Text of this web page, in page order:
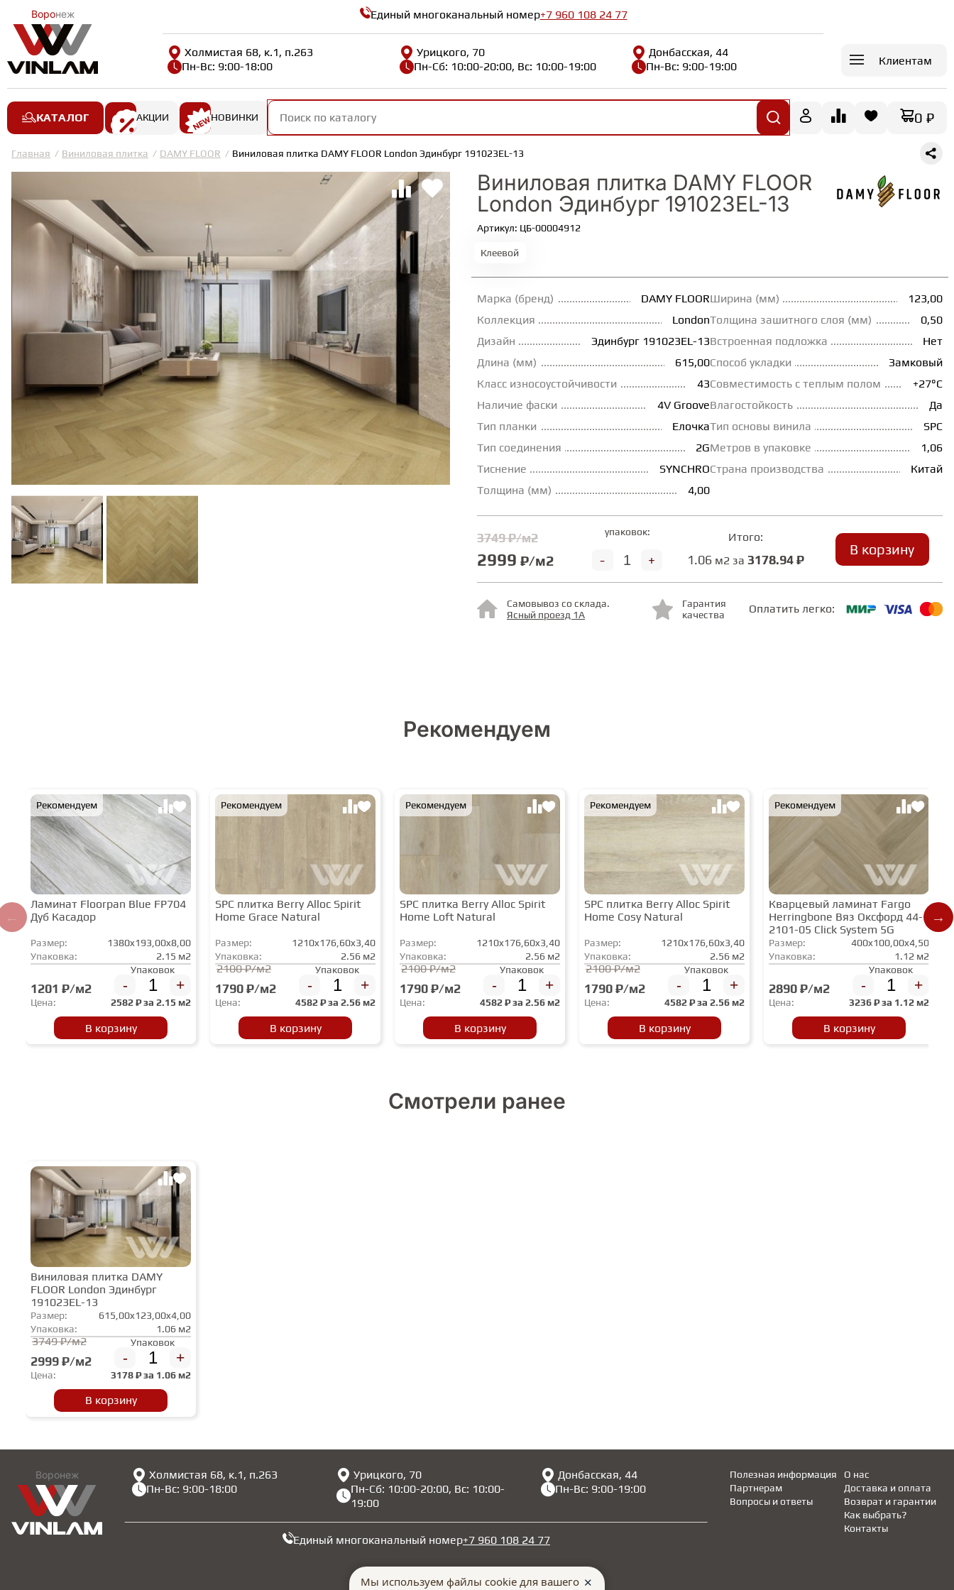
Воронеж Единый многоканальный номер+7 960 108 24 77
Холмистая 68, к.1, п.263
Пн-Вс: 9:00-18:00
Урицкого, 70
Пн-Сб: 10:00-20:00, Вс: 10:00-19:00
Донбасская, 44
Пн-Вс: 9:00-19:00
Клиентам
КАТАЛОГ АКЦИИ НОВИНКИ 0 ₽
Главная Виниловая плитка DAMY FLOOR Виниловая плитка DAMY FLOOR London Эдинбург 191023EL-13
Виниловая плитка DAMY FLOOR
London Эдинбург 191023EL-13
Артикул: ЦБ-00004912
Клеевой
Марка (бренд)
DAMY FLOOR
Коллекция
London
Дизайн
Эдинбург 191023EL-13
Длина (мм)
615,00
Класс износоустойчивости
43
Наличие фаски
4V Groove
Тип планки
Елочка
Тип соединения
2G
Тиснение
SYNCHRO
Толщина (мм)
4,00
Ширина (мм)
123,00
Толщина зашитного слоя (мм)
0,50
Встроенная подложка
Нет
Способ укладки
Замковый
Совместимость с теплым полом
+27°С
Влагостойкость
Да
Тип основы винила
SPC
Метров в упаковке
1,06
Страна производства
Китай
3749 ₽/м2
2999 ₽/м2
упаковок:
+
-
Итого:
1.06 м2 за3178.94 ₽
В корзину
Самовывоз со склада.
Ясный проезд 1А
Гарантия
качества
Оплатить легко:
Рекомендуем
Рекомендуем
Ламинат Floorpan Blue FP704
Дуб Касадор
Размер:
1380x193,00x8,00
Упаковка:
2.15 м2
1201 ₽/м2
Упаковок
- +
Цена: 2582₽ за 2.15 м2
В корзину
Рекомендуем
SPC плитка Berry Alloc Spirit
Home Grace Natural
Размер:
1210x176,60x3,40
Упаковка:
2.56 м2
2100 ₽/м2
1790 ₽/м2
Упаковок
- +
Цена: 4582₽ за 2.56 м2
В корзину
Рекомендуем
SPC плитка Berry Alloc Spirit
Home Loft Natural
Размер:
1210x176,60x3,40
Упаковка:
2.56 м2
2100 ₽/м2
1790 ₽/м2
Упаковок
- +
Цена: 4582₽ за 2.56 м2
В корзину
Рекомендуем
SPC плитка Berry Alloc Spirit
Home Cosy Natural
Размер:
1210x176,60x3,40
Упаковка:
2.56 м2
2100 ₽/м2
1790 ₽/м2
Упаковок
- +
Цена: 4582₽ за 2.56 м2
В корзину
Рекомендуем
Кварцевый ламинат Fargo
Herringbone Вяз Оксфорд 44-
2101-05 Click System 5G
Размер:
400x100,00x4,50
Упаковка:
1.12 м2
2890 ₽/м2
Упаковок
- +
Цена: 3236₽ за 1.12 м2
В корзину
Смотрели ранее
Виниловая плитка DAMY
FLOOR London Эдинбург
191023EL-13
Размер:
615,00x123,00x4,00
Упаковка:
1.06 м2
3749 ₽/м2
2999 ₽/м2
Упаковок
- +
Цена: 3178₽ за 1.06 м2
В корзину
Воронеж
Холмистая 68, к.1, п.263
Пн-Вс: 9:00-18:00
Урицкого, 70
Пн-Сб: 10:00-20:00, Вс: 10:00-
19:00
Донбасская, 44
Пн-Вс: 9:00-19:00
Единый многоканальный номер+7 960 108 24 77
Полезная информация
Партнерам
Вопросы и ответы
Доставка и оплата
Возврат и гарантии
Как выбрать?
О нас
Контакты
Мы используем файлы cookie для вашего ✕